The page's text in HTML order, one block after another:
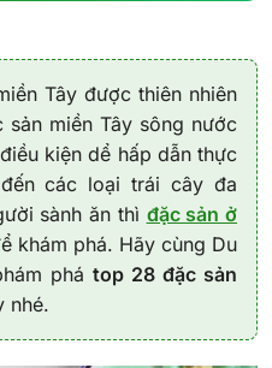
Tây được thiên nhiên
miền Tây sông nước
kiện dể hấp dẫn thực
các loại trái cây đa
sành ăn thì đặc sản ở
khám phá. Hãy cùng Du
phá top 28 đặc sản
nhé.